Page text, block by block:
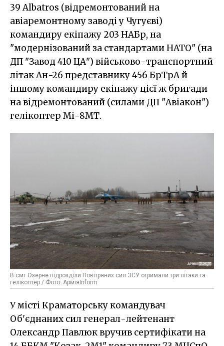
39 Albatros (відремонтований на
авіаремонтному заводі у Чугуєві)
командиру екіпажу 203 НАБр, на
"модернізований за стандартами НАТО" (на
ДП "Завод 410 ЦА") військово-транспортний
літак Ан-26 представнику 456 БрТрА й
іншому командиру екіпажу цієї ж бригади
на відремонтований (силами ДП "Авіакон")
гелікоптер Мі-8МТ.
В смт Озерне підрозділи Повітряних сил ЗСУ отримали три літаки та
гелікоптер / Фото: АрміяInform
У місті Краматорську командувач
Об'єднаних сил генерал-лейтенант
Олександр Павлюк вручив сертифікати на